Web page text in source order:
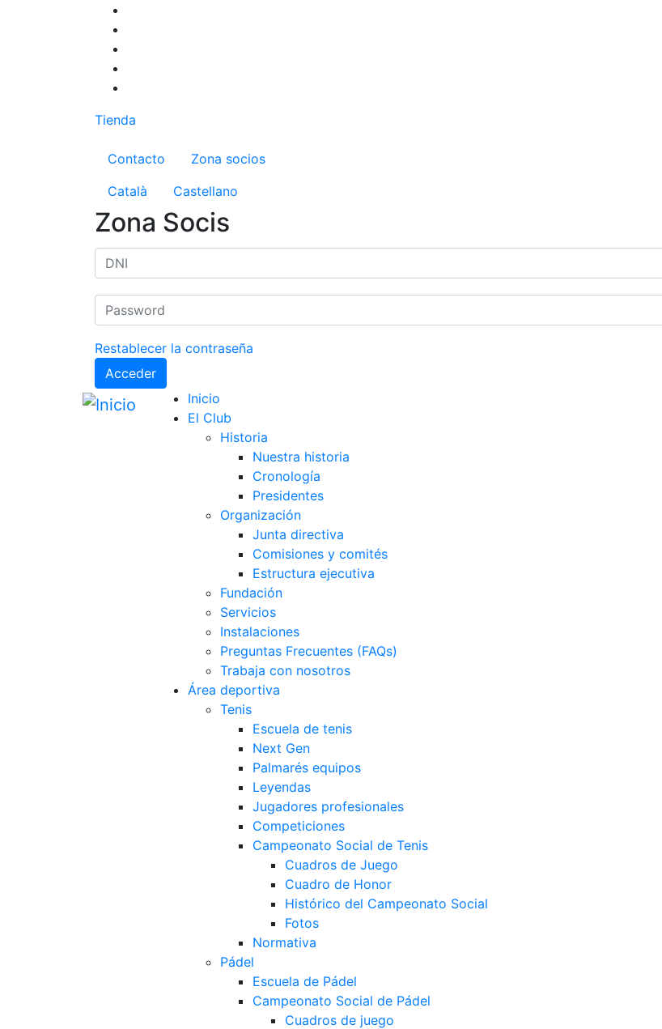
Tienda
Menú del compte d'usuari
Contacto
Zona socios
Català
Castellano
Zona Socis
Restablecer la contraseña
Acceder
Inicio
El Club
Historia
Nuestra historia
Cronología
Presidentes
Organización
Junta directiva
Comisiones y comités
Estructura ejecutiva
Fundación
Servicios
Instalaciones
Preguntas Frecuentes (FAQs)
Trabaja con nosotros
Área deportiva
Tenis
Escuela de tenis
Next Gen
Palmarés equipos
Leyendas
Jugadores profesionales
Competiciones
Campeonato Social de Tenis
Cuadros de Juego
Cuadro de Honor
Histórico del Campeonato Social
Fotos
Normativa
Pádel
Escuela de Pádel
Campeonato Social de Pádel
Cuadros de juego